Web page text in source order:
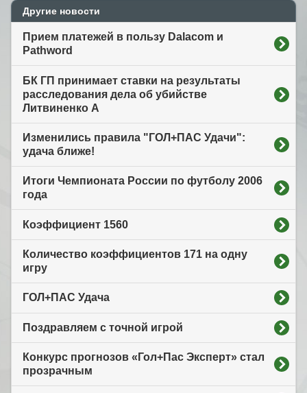
Другие новости
Прием платежей в пользу Dalacom и
Pathword
БК ГП принимает ставки на результаты
расследования дела об убийстве
Литвиненко А
Изменились правила "ГОЛ+ПАС Удачи":
удача ближе!
Итоги Чемпионата России по футболу 2006
года
Коэффициент 1560
Количество коэффициентов 171 на одну
игру
ГОЛ+ПАС Удача
Поздравляем с точной игрой
Конкурс прогнозов «Гол+Пас Эксперт» стал
прозрачным